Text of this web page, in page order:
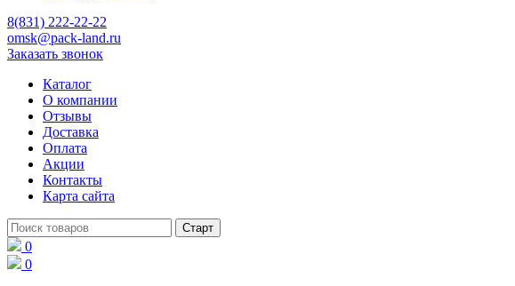
8(831) 222-22-22
omsk@pack-land.ru
Заказать звонок
Каталог
О компании
Отзывы
Доставка
Оплата
Акции
Контакты
Карта сайта
0
0